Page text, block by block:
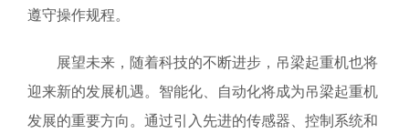
遵守操作规程。
展望未来，随着科技的不断进步，吊梁起重机也将
迎来新的发展机遇。智能化、自动化将成为吊梁起重机
发展的重要方向。通过引入先进的传感器、控制系统和